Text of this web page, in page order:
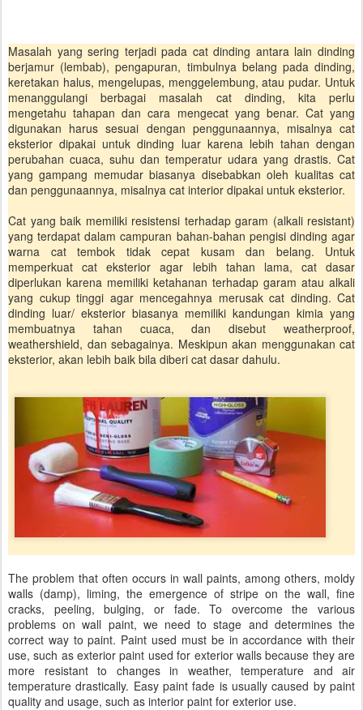
Masalah yang sering terjadi pada cat dinding antara lain dinding
berjamur (lembab), pengapuran, timbulnya belang pada dinding,
keretakan halus, mengelupas, menggelembung, atau pudar. Untuk
menanggulangi berbagai masalah cat dinding, kita perlu
mengetahu tahapan dan cara mengecat yang benar. Cat yang
digunakan harus sesuai dengan penggunaannya, misalnya cat
eksterior dipakai untuk dinding luar karena lebih tahan dengan
perubahan cuaca, suhu dan temperatur udara yang drastis. Cat
yang gampang memudar biasanya disebabkan oleh kualitas cat
dan penggunaannya, misalnya cat interior dipakai untuk eksterior.
Cat yang baik memiliki resistensi terhadap garam (alkali resistant)
yang terdapat dalam campuran bahan-bahan pengisi dinding agar
warna cat tembok tidak cepat kusam dan belang. Untuk
memperkuat cat eksterior agar lebih tahan lama, cat dasar
diperlukan karena memiliki ketahanan terhadap garam atau alkali
yang cukup tinggi agar mencegahnya merusak cat dinding. Cat
dinding luar/ eksterior biasanya memiliki kandungan kimia yang
membuatnya tahan cuaca, dan disebut weatherproof,
weathershield, dan sebagainya. Meskipun akan menggunakan cat
eksterior, akan lebih baik bila diberi cat dasar dahulu.
The problem that often occurs in wall paints, among others, moldy
walls (damp), liming, the emergence of stripe on the wall, fine
cracks, peeling, bulging, or fade. To overcome the various
problems on wall paint, we need to stage and determines the
correct way to paint. Paint used must be in accordance with their
use, such as exterior paint used for exterior walls because they are
more resistant to changes in weather, temperature and air
temperature drastically. Easy paint fade is usually caused by paint
quality and usage, such as interior paint for exterior use.